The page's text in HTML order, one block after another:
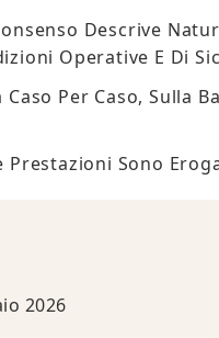
Descrive
Operative E Di
Per Caso, Sulla
Prestazioni Sono
2026